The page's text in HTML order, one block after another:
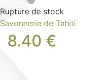
Rupture de stock
Savonnerie de Tahiti
8.40 €